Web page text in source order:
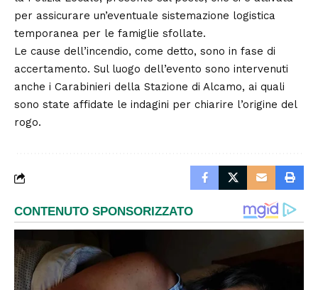
per assicurare un’eventuale sistemazione logistica
temporanea per le famiglie sfollate.
Le cause dell’incendio, come detto, sono in fase di
accertamento. Sul luogo dell’evento sono intervenuti
anche i Carabinieri della Stazione di Alcamo, ai quali
sono state affidate le indagini per chiarire l’origine del
rogo.